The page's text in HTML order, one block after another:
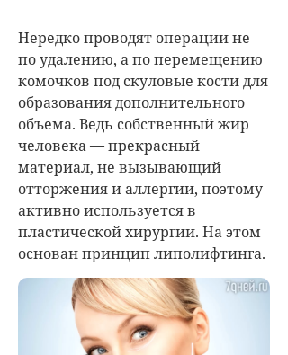
Нередко проводят операции не
по удалению, а по перемещению
комочков под скуловые кости для
образования дополнительного
объема. Ведь собственный жир
человека — прекрасный
материал, не вызывающий
отторжения и аллергии, поэтому
активно используется в
пластической хирургии. На этом
основан принцип липолифтинга.